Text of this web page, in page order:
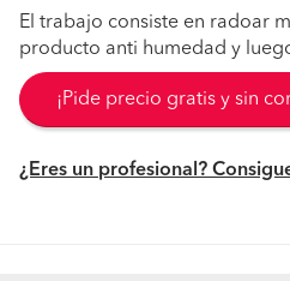
El trabajo consiste en radoar
producto anti humedad y
¡Pide precio gratis y sin
¿Eres un profesional?